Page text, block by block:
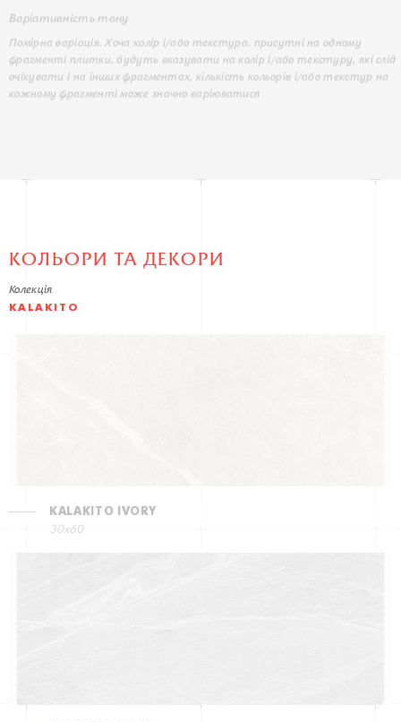
Помірна варіація. Хоча колір і/або текстура, присутні на одному
фрагменті плитки, будуть вказувати на колір і/або текстуру, які слід
очікувати і на інших фрагментах, кількість кольорів і/або текстур на
кожному фрагменті може значно варіюватися
КОЛЬОРИ ТА ДЕКОРИ
Колекція
KALAKITO
KALAKITO IVORY
30x60